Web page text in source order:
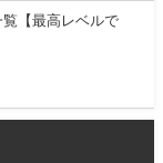
【最高レベルで